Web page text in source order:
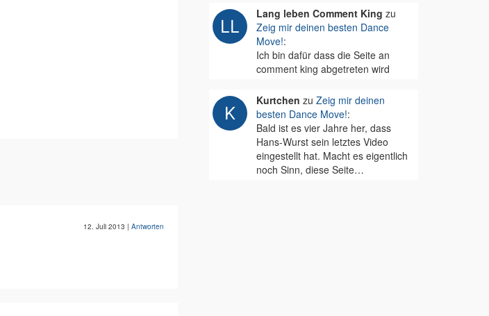
12. Juli 2013 | Antworten
Lang leben Comment King zu
Zeig mir deinen besten Dance
Move!:
Ich bin dafür dass die Seite an
comment king abgetreten wird
Kurtchen zu Zeig mir deinen
besten Dance Move!:
Bald ist es vier Jahre her, dass
Hans-Wurst sein letztes Video
eingestellt hat. Macht es eigentlich
noch Sinn, diese Seite…